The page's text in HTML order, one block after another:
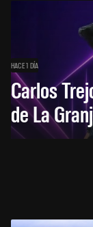
HACE 1 DÍA
Carlos
de La